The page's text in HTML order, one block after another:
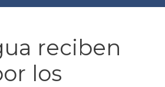
reciben
los